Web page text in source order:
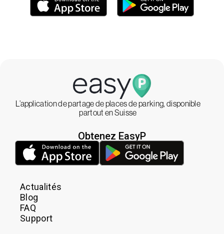
L’application de partage de places de parking, disponible
partout en Suisse
Obtenez EasyP
Actualités
Blog
FAQ
Support